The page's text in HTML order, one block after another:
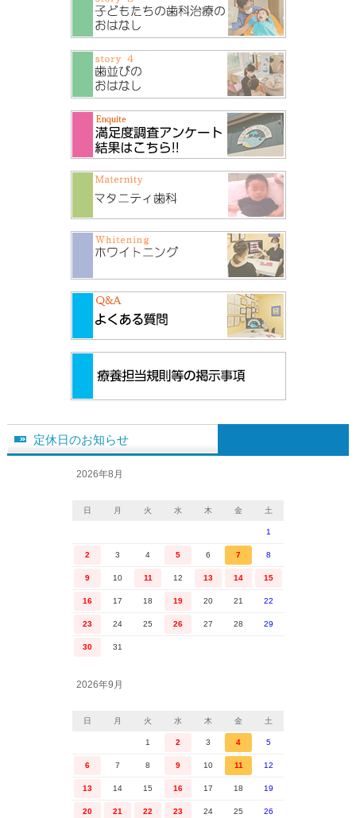
定休日のお知らせ
2026年8月
日 月 火 水 木 金 土
1
2 3 4 5 6 7 8
9 10 11 12 13 14 15
16 17 18 19 20 21 22
23 24 25 26 27 28 29
30 31
2026年9月
日 月 火 水 木 金 土
1 2 3 4 5
6 7 8 9 10 11 12
13 14 15 16 17 18 19
20 21 22 23 24 25 26